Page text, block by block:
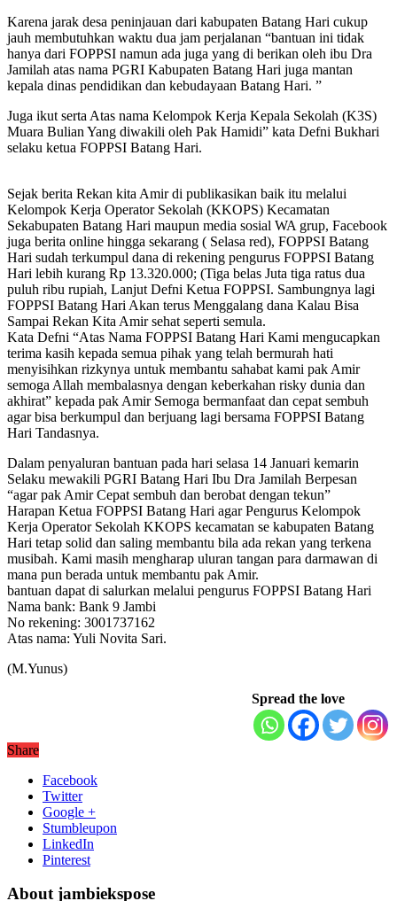
Karena jarak desa peninjauan dari kabupaten Batang Hari cukup
jauh membutuhkan waktu dua jam perjalanan “bantuan ini tidak
hanya dari FOPPSI namun ada juga yang di berikan oleh ibu Dra
Jamilah atas nama PGRI Kabupaten Batang Hari juga mantan
kepala dinas pendidikan dan kebudayaan Batang Hari. ”
Juga ikut serta Atas nama Kelompok Kerja Kepala Sekolah (K3S)
Muara Bulian Yang diwakili oleh Pak Hamidi” kata Defni Bukhari
selaku ketua FOPPSI Batang Hari.
Sejak berita Rekan kita Amir di publikasikan baik itu melalui
Kelompok Kerja Operator Sekolah (KKOPS) Kecamatan
Sekabupaten Batang Hari maupun media sosial WA grup, Facebook
juga berita online hingga sekarang ( Selasa red), FOPPSI Batang
Hari sudah terkumpul dana di rekening pengurus FOPPSI Batang
Hari lebih kurang Rp 13.320.000; (Tiga belas Juta tiga ratus dua
puluh ribu rupiah, Lanjut Defni Ketua FOPPSI. Sambungnya lagi
FOPPSI Batang Hari Akan terus Menggalang dana Kalau Bisa
Sampai Rekan Kita Amir sehat seperti semula.
Kata Defni “Atas Nama FOPPSI Batang Hari Kami mengucapkan
terima kasih kepada semua pihak yang telah bermurah hati
menyisihkan rizkynya untuk membantu sahabat kami pak Amir
semoga Allah membalasnya dengan keberkahan risky dunia dan
akhirat” kepada pak Amir Semoga bermanfaat dan cepat sembuh
agar bisa berkumpul dan berjuang lagi bersama FOPPSI Batang
Hari Tandasnya.
Dalam penyaluran bantuan pada hari selasa 14 Januari kemarin
Selaku mewakili PGRI Batang Hari Ibu Dra Jamilah Berpesan
“agar pak Amir Cepat sembuh dan berobat dengan tekun”
Harapan Ketua FOPPSI Batang Hari agar Pengurus Kelompok
Kerja Operator Sekolah KKOPS kecamatan se kabupaten Batang
Hari tetap solid dan saling membantu bila ada rekan yang terkena
musibah. Kami masih mengharap uluran tangan para darmawan di
mana pun berada untuk membantu pak Amir.
bantuan dapat di salurkan melalui pengurus FOPPSI Batang Hari
Nama bank: Bank 9 Jambi
No rekening: 3001737162
Atas nama: Yuli Novita Sari.
(M.Yunus)
Spread the love
Share
Facebook
Twitter
Google +
Stumbleupon
LinkedIn
Pinterest
About jambiekspose